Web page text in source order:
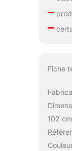
–
–
Fiche
102